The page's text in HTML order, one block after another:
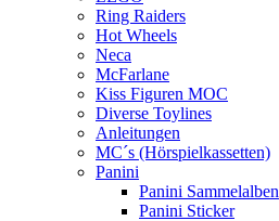
Ring Raiders
Hot Wheels
Neca
McFarlane
Kiss Figuren MOC
Diverse Toylines
Anleitungen
MC´s (Hörspielkassetten)
Panini
Panini Sammelalben
Panini Sticker